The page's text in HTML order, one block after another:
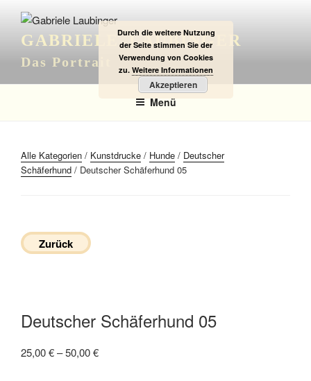
Inhalt
springenGABRIELE LAUBINGER
Das Portrait
Menü
Alle Kategorien / Kunstdrucke / Hunde / Deutscher
Schäferhund / Deutscher Schäferhund 05
Zurück
Deutscher Schäferhund 05
25,00€–50,00€
Durch die weitere Nutzung
der Seite stimmen Sie der
Verwendung von Cookies
zu. Weitere Informationen
Akzeptieren